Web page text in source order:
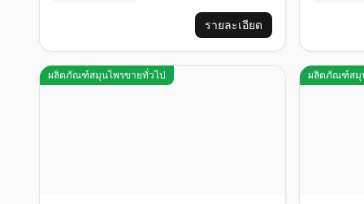
รายละเอียด
ผลิตภัณฑ์สมุนไพรขายทั่วไป ผลิตภัณฑ์สมุ